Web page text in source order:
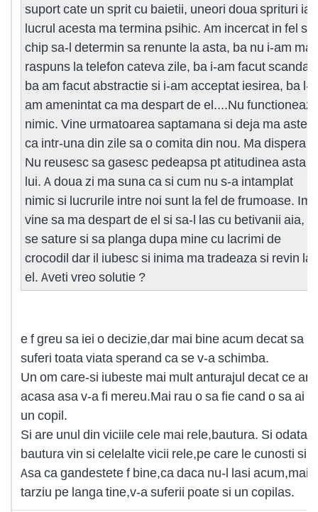
suport cate un sprit cu baietii, uneori doua sprituri iar
lucrul acesta ma termina psihic. Am incercat in fel si
chip sa-l determin sa renunte la asta, ba nu i-am mai
raspuns la telefon cateva zile, ba i-am facut scandal,
ba am facut abstractie si i-am acceptat iesirea, ba l-
am amenintat ca ma despart de el....Nu
nimic. Vine urmatoarea saptamana si deja ma astept
ca intr-una din zile sa o comita din nou. Ma dispera !
Nu reusesc sa gasesc pedeapsa pt atitudinea asta a
lui. A doua zi ma suna ca si cum nu s-a intamplat
nimic si lucrurile intre noi sunt la fel de frumoase. Imi
vine sa ma despart de el si sa-l las cu betivanii aia,
se sature si sa planga dupa mine cu lacrimi de
crocodil dar il iubesc si inima ma tradeaza si revin la
el. Aveti vreo solutie ?
e f greu sa iei o decizie,dar mai bine acum decat sa
suferi toata viata sperand ca se v-a schimba.
Un om care-si iubeste mai mult anturajul decat ce are
acasa asa v-a fi mereu.Mai rau o sa fie cand o sa ai si
un copil.
Si are unul din viciile cele mai rele,bautura. Si odata
bautura vin si celelalte vicii rele,pe care le cunosti si
Asa ca gandestete f bine,ca daca nu-l lasi acum,mai
tarziu pe langa tine,v-a suferii poate si un copilas.